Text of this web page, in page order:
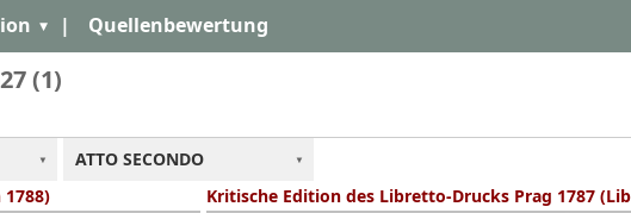
| Quellenbewertung
(1)
ATTO SECONDO
Kritische Edition des Libretto-Drucks Prag 1787